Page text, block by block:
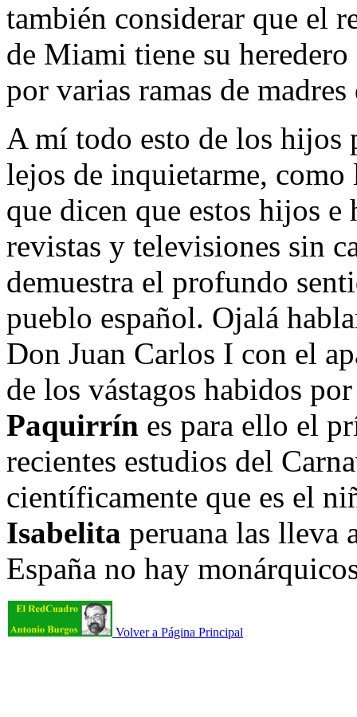
también considerar que el
de Miami tiene su
por varias ramas de
A mí todo esto de los hijos
lejos de inquietarme, como
que dicen que estos hijos e
revistas y televisiones sin
demuestra el profundo
pueblo español. Ojalá
Don Juan Carlos I con el
de los vástagos habidos
Paquirrín es para ello el
recientes estudios del
científicamente que es el
Isabelita peruana las lleva
España no hay
Volver a Página Principal